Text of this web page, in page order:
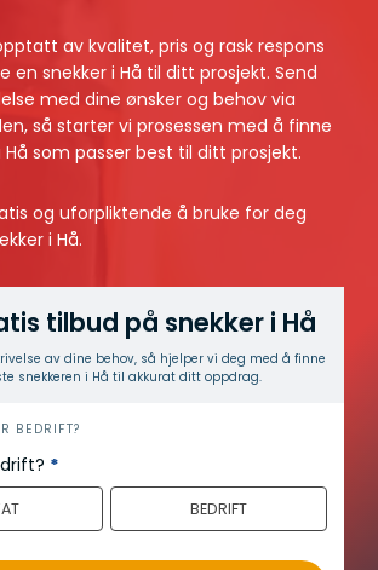
av kvalitet, pris og rask respons
en snekker i Hå til ditt prosjekt. Send
med dine ønsker og behov via
så starter vi prosessen med å finne
Hå som passer best til ditt prosjekt.
og uforpliktende å bruke for deg
i Hå.
tilbud på snekker i Hå
av dine behov, så hjelper vi deg med å finne
snekkeren i Hå til akkurat ditt oppdrag.
BEDRIFT?
*
BEDRIFT